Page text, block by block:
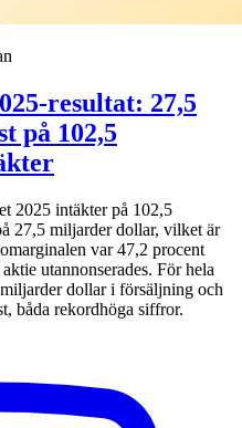
resultat: 27,5
på 102,5
2025 intäkter på 102,5
27,5 miljarder dollar, vilket är
var 47,2 procent
utannonserades. För hela
dollar i försäljning och
båda rekordhöga siffror.